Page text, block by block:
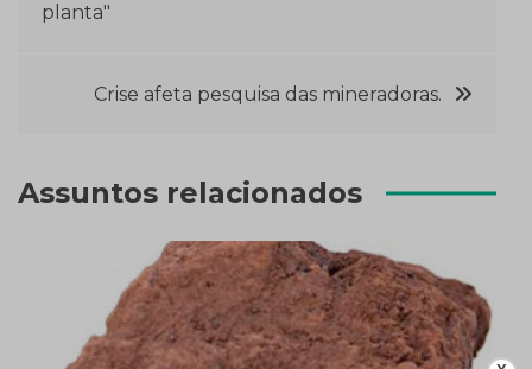
de
Post
planta"
Crise afeta pesquisa das mineradoras.
Assuntos relacionados